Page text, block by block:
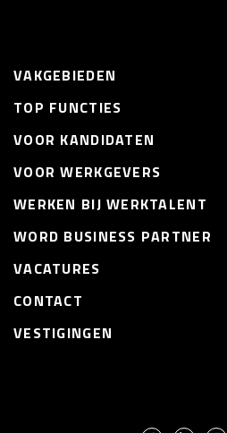
VAKGEBIEDEN
TOP FUNCTIES
VOOR KANDIDATEN
VOOR WERKGEVERS
WERKEN BIJ WERKTALENT
WORD BUSINESS PARTNER
VACATURES
CONTACT
VESTIGINGEN